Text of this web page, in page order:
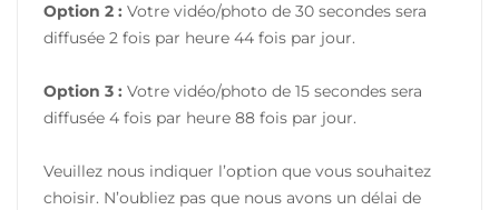
Option 2 : Votre vidéo/photo de 30 secondes sera
diffusée 2 fois par heure 44 fois par jour.
Option 3 : Votre vidéo/photo de 15 secondes sera
diffusée 4 fois par heure 88 fois par jour.
Veuillez nous indiquer l’option que vous souhaitez
choisir. N’oubliez pas que nous avons un délai de